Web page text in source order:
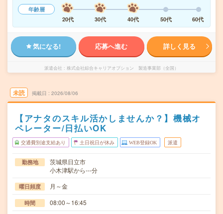
年齢層
20代
30代 40代 50代 60代
気になる! 応募へ進む 詳しく見る
派遣会社 株式会社綜合キャリアオプション 製造事業部（全国）
未読 掲載日 2026/08/06
【アナタのスキル活かしませんか？】機械オ
ペレーター/日払いOK
交通費別途支給あり 土日祝日が休み WEB登録OK 派遣
勤務地
茨城県日立市
小木津駅から---分
曜日頻度 月～金
時間 08:00～16:45